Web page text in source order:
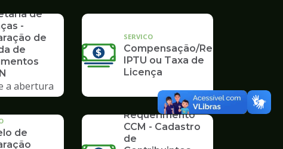
de
-
de
de
a abertura
no
SERVICO
Compensação/Restituição
IPTU ou Taxa de
Licença
de
Requerimento
CCM - Cadastro
de